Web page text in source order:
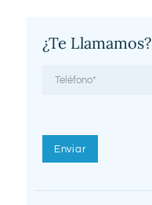
¿Te Llamamos?